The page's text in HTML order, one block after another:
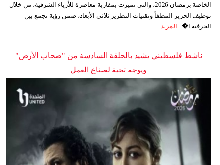
الخاصة برمضان 2026، والتي تميزت بمقاربة معاصرة للأزياء الشرقية، من خلال
توظيف الحرير المطفأ وتقنيات التطريز ثلاثي الأبعاد، ضمن رؤية تجمع بين
الحرفية ا�... المزيد
ناشط فلسطيني يشيد بالحلقة السادسة من "صحاب الأرض"
ويوجه تحية لصناع العمل